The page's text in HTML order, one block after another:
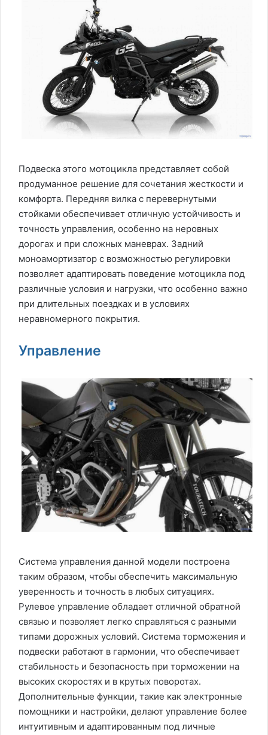
Подвеска этого мотоцикла представляет собой
продуманное решение для сочетания жесткости и
комфорта. Передняя вилка с перевернутыми
стойками обеспечивает отличную устойчивость и
точность управления, особенно на неровных
дорогах и при сложных маневрах. Задний
моноамортизатор с возможностью регулировки
позволяет адаптировать поведение мотоцикла под
различные условия и нагрузки, что особенно важно
при длительных поездках и в условиях
неравномерного покрытия.
Управление
Система управления данной модели построена
таким образом, чтобы обеспечить максимальную
уверенность и точность в любых ситуациях.
Рулевое управление обладает отличной обратной
связью и позволяет легко справляться с разными
типами дорожных условий. Система торможения и
подвески работают в гармонии, что обеспечивает
стабильность и безопасность при торможении на
высоких скоростях и в крутых поворотах.
Дополнительные функции, такие как электронные
помощники и настройки, делают управление более
интуитивным и адаптированным под личные